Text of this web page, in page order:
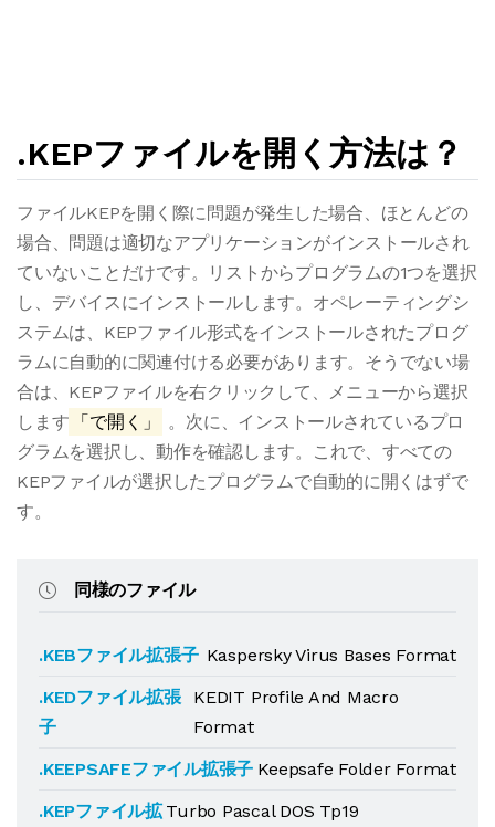
.KEPファイルを開く方法は？
ファイルKEPを開く際に問題が発生した場合、ほとんどの
場合、問題は適切なアプリケーションがインストールされ
ていないことだけです。リストからプログラムの1つを選択
し、デバイスにインストールします。オペレーティングシ
ステムは、KEPファイル形式をインストールされたプログ
ラムに自動的に関連付ける必要があります。そうでない場
合は、KEPファイルを右クリックして、メニューから選択
します
「で開く」
。次に、インストールされているプロ
グラムを選択し、動作を確認します。これで、すべての
KEPファイルが選択したプログラムで自動的に開くはずで
す。
同様のファイル
.KEBファイル拡張子 Kaspersky Virus Bases Format
.KEDファイル拡張
子
KEDIT Profile And Macro
Format
.KEEPSAFEファイル拡張子 Keepsafe Folder Format
.KEPファイル拡 Turbo Pascal DOS Tp19